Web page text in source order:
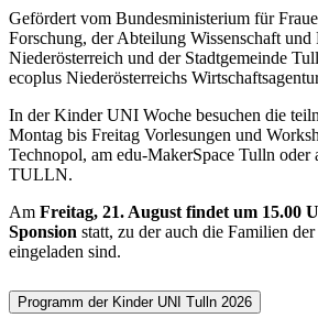
Gefördert vom Bundesministerium für
Forschung, der Abteilung Wissenschaft und
Niederösterreich und der Stadtgemeinde
ecoplus Niederösterreichs
In der Kinder UNI Woche besuchen die
Montag bis Freitag Vorlesungen und
Technopol, am edu-MakerSpace Tulln
TULLN.
Am Freitag, 21. August findet um 15.00
Sponsion statt, zu der auch die Familien
eingeladen sind.
Programm der Kinder UNI Tulln 2026